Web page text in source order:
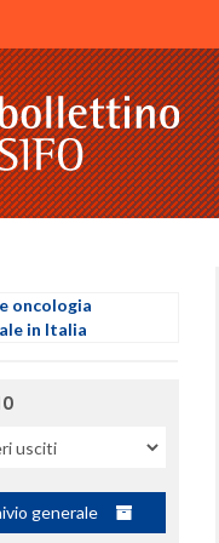
generale